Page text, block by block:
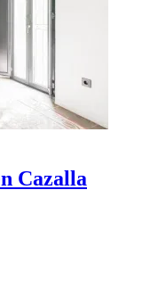
Cazalla